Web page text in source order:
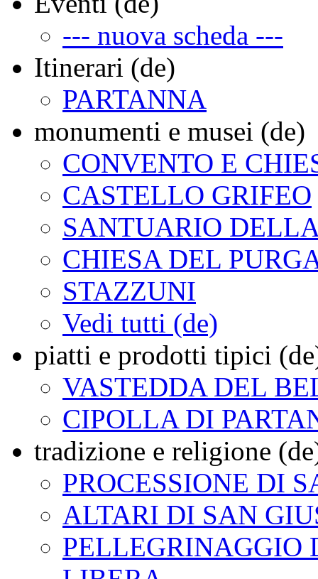
--- nuova scheda ---
Itinerari (de)
PARTANNA
monumenti e musei (de)
CONVENTO E
CASTELLO GRIFEO
SANTUARIO
CHIESA DEL
STAZZUNI
Vedi tutti (de)
piatti e prodotti tipici
VASTEDDA DEL
CIPOLLA DI
tradizione e religione
PROCESSIONE DI
ALTARI DI SAN